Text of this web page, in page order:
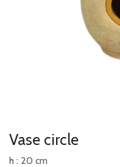
Vase circle
h : 20 cm